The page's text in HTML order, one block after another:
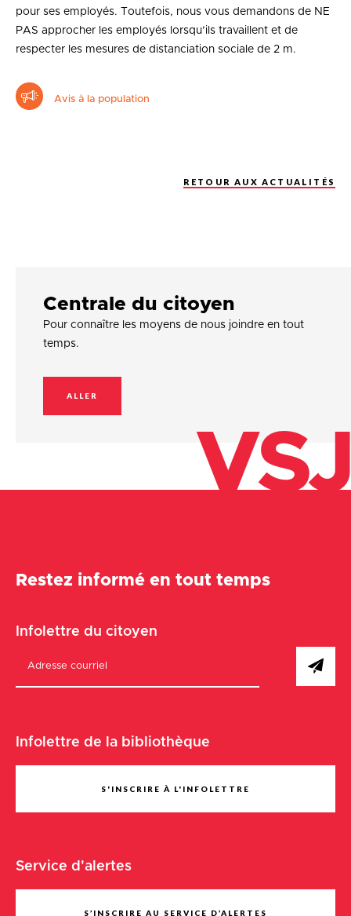
pour ses employés. Toutefois, nous vous demandons de NE
PAS approcher les employés lorsqu’ils travaillent et de
respecter les mesures de distanciation sociale de 2 m.
Avis à la population
RETOUR AUX ACTUALITÉS
Centrale du citoyen
Pour connaître les moyens de nous joindre en tout
temps.
ALLER
VSJ
Restez informé en tout temps
Infolettre du citoyen
Infolettre de la bibliothèque
S'INSCRIRE À L'INFOLETTRE
Service d'alertes
S’INSCRIRE AU SERVICE D’ALERTES